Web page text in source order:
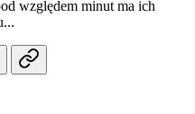
względem minut ma ich